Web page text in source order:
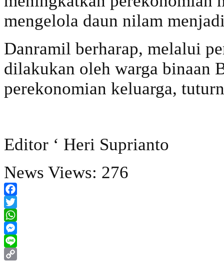
mengelola daun nilam
Danramil berharap, melalui
dilakukan oleh warga binaan
perekonomian keluarga,
Editor ‘ Heri Suprianto
News Views: 276
Facebook
Twitter
WhatsApp
Messenger
Line